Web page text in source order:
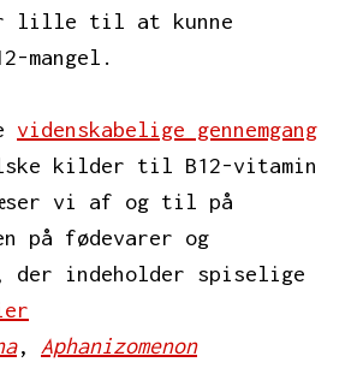
lille til at kunne
mangel.
videnskabelige gennemgang
kilder til B12-vitamin
vi af og til på
på fødevarer og
der indeholder spiselige
, Aphanizomenon